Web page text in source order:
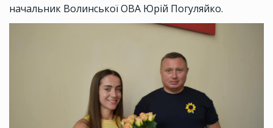
начальник Волинської ОВА Юрій Погуляйко.